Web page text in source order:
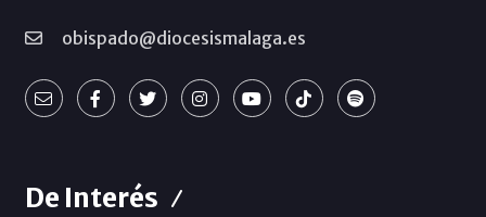
obispado@diocesismalaga.es
De Interés